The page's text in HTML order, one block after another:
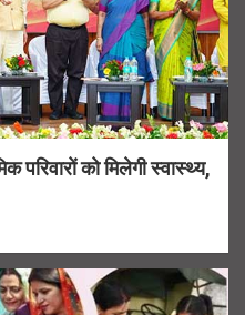
को मिलेगी स्वास्थ्य,